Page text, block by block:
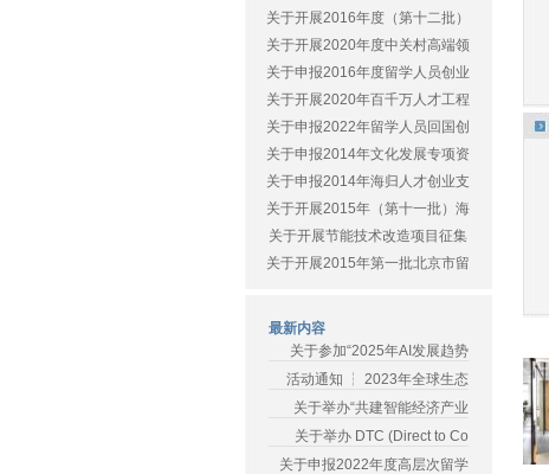
关于开展2016年度（第十二批）
关于开展2020年度中关村高端领
关于申报2016年度留学人员创业
关于开展2020年百千万人才工程
关于申报2022年留学人员回国创
关于申报2014年文化发展专项资
关于申报2014年海归人才创业支
关于开展2015年（第十一批）海
关于开展节能技术改造项目征集
关于开展2015年第一批北京市留
最新内容
关于参加“2025年AI发展趋势
活动通知 ┆ 2023年全球生态
关于举办“共建智能经济产业
关于举办 DTC (Direct to Co
关于申报2022年度高层次留学